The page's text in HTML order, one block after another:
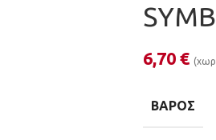
6,70 €
ΒΆΡΟΣ